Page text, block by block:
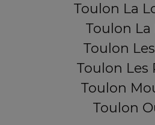
Toulon La
Toulon La
Toulon
Toulon Les
Toulon
Toulon